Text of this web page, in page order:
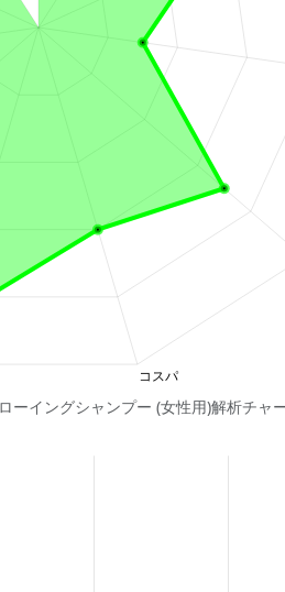
ーイングシャンプー (女性用)解析チャ